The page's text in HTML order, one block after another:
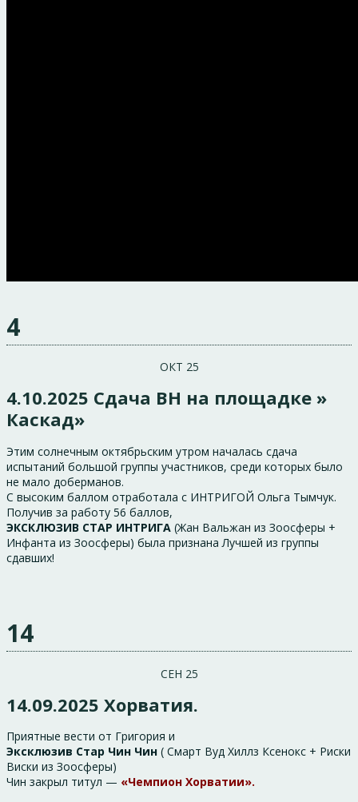
4
ОКТ 25
4.10.2025 Сдача BH на площадке »
Каскад»
Этим солнечным октябрьским утром началась сдача
испытаний большой группы участников, среди которых было
не мало доберманов.
С высоким баллом отработала с ИНТРИГОЙ Ольга Тымчук.
Получив за работу 56 баллов,
ЭКСКЛЮЗИВ СТАР ИНТРИГА (Жан Вальжан из Зоосферы +
Инфанта из Зоосферы) была признана Лучшей из группы
сдавших!
14
СЕН 25
14.09.2025 Хорватия.
Приятные вести от Григория и
Эксклюзив Стар Чин Чин ( Смарт Вуд Хиллз Ксенокс + Риски
Виски из Зоосферы)
Чин закрыл титул — «Чемпион Хорватии».